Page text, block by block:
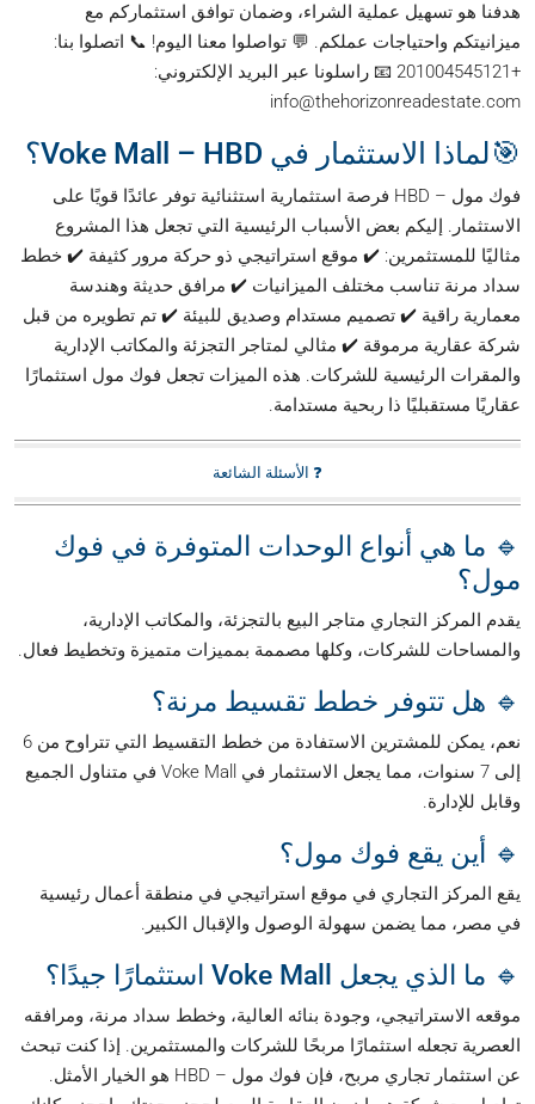
هدفنا هو تسهيل عملية الشراء، وضمان توافق استثماركم مع
ميزانيتكم واحتياجات عملكم. 💬 تواصلوا معنا اليوم! 📞 اتصلوا بنا:
+201004545121 📧 راسلونا عبر البريد الإلكتروني:
info@thehorizonreadestate.com
🎯لماذا الاستثمار في Voke Mall – HBD؟
فوك مول – HBD فرصة استثمارية استثنائية توفر عائدًا قويًا على
الاستثمار. إليكم بعض الأسباب الرئيسية التي تجعل هذا المشروع
مثاليًا للمستثمرين: ✔️ موقع استراتيجي ذو حركة مرور كثيفة ✔️ خطط
سداد مرنة تناسب مختلف الميزانيات ✔️ مرافق حديثة وهندسة
معمارية راقية ✔️ تصميم مستدام وصديق للبيئة ✔️ تم تطويره من قبل
شركة عقارية مرموقة ✔️ مثالي لمتاجر التجزئة والمكاتب الإدارية
والمقرات الرئيسية للشركات. هذه الميزات تجعل فوك مول استثمارًا
عقاريًا مستقبليًا ذا ربحية مستدامة.
❓ الأسئلة الشائعة
🔹 ما هي أنواع الوحدات المتوفرة في فوك
مول؟
يقدم المركز التجاري متاجر البيع بالتجزئة، والمكاتب الإدارية،
والمساحات للشركات، وكلها مصممة بمميزات متميزة وتخطيط فعال.
🔹 هل تتوفر خطط تقسيط مرنة؟
نعم، يمكن للمشترين الاستفادة من خطط التقسيط التي تتراوح من 6
إلى 7 سنوات، مما يجعل الاستثمار في Voke Mall في متناول الجميع
وقابل للإدارة.
🔹 أين يقع فوك مول؟
يقع المركز التجاري في موقع استراتيجي في منطقة أعمال رئيسية
في مصر، مما يضمن سهولة الوصول والإقبال الكبير.
🔹 ما الذي يجعل Voke Mall استثمارًا جيدًا؟
موقعه الاستراتيجي، وجودة بنائه العالية، وخطط سداد مرنة، ومرافقه
العصرية تجعله استثمارًا مربحًا للشركات والمستثمرين. إذا كنت تبحث
عن استثمار تجاري مربح، فإن فوك مول – HBD هو الخيار الأمثل.